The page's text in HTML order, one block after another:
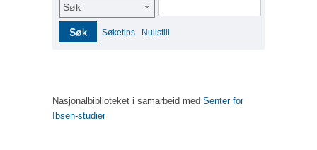
Søk
Søk Søketips Nullstill
Nasjonalbiblioteket i samarbeid med Senter for
Ibsen-studier